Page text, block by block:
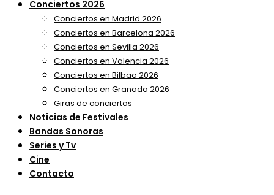
Conciertos 2026
Conciertos en Madrid 2026
Conciertos en Barcelona 2026
Conciertos en Sevilla 2026
Conciertos en Valencia 2026
Conciertos en Bilbao 2026
Conciertos en Granada 2026
Giras de conciertos
Noticias de Festivales
Bandas Sonoras
Series y Tv
Cine
Contacto